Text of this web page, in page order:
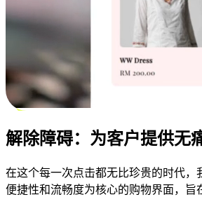
解除障碍：为客户提供无
在这个每一次点击都无比珍贵的时代，
便捷性和流畅度为核心的购物界面，旨